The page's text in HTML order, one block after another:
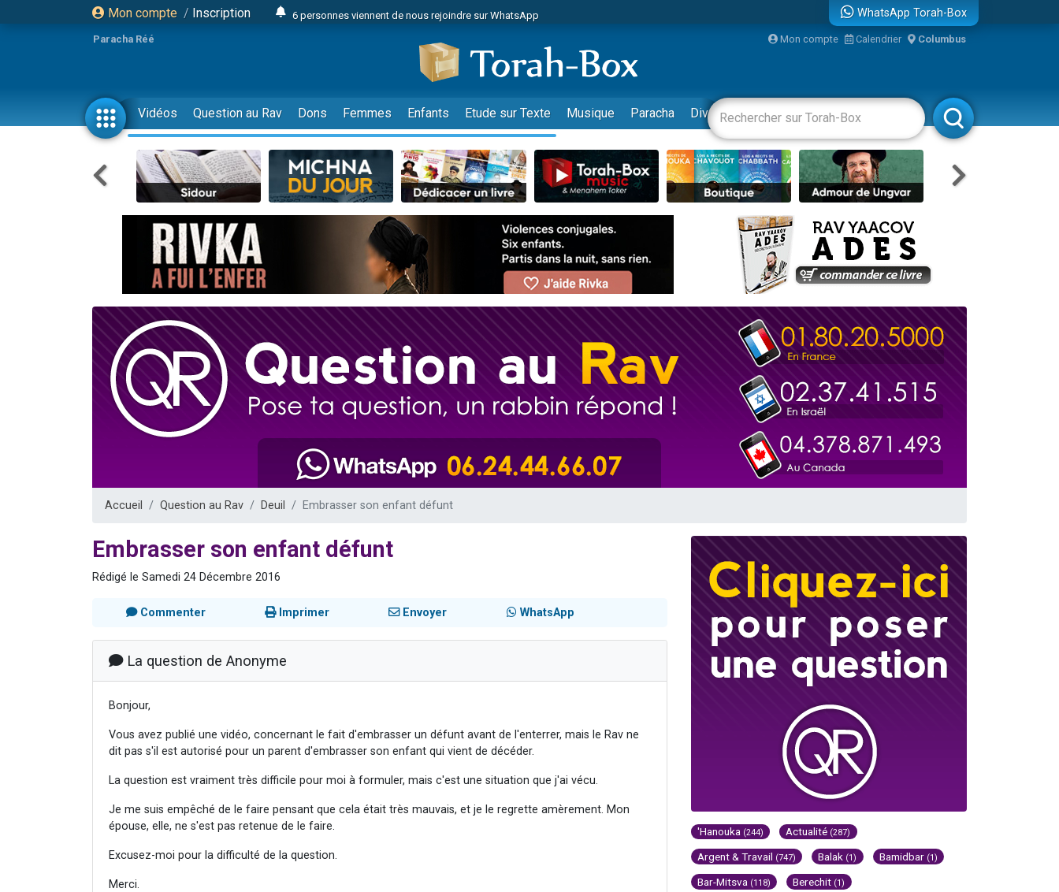
Mon compte / Inscription
6 personnes viennent de nous rejoindre sur WhatsApp
2 personnes viennent de faire un don pour 1 Journée de Vacances Pour les Enfants
17 personnes viennent de demander une bénédiction
4 personnes viennent de nous rejoindre sur WhatsApp
Il reste 49 places pour étudier en groupe sur Zoom
23 personnes viennent de faire un don pour Diane, 80 ans, dans un appartement insalubre
Eva vient de donner son Maasser
4 personnes viennent de nous rejoindre sur WhatsApp
3 personnes viennent de nous rejoindre sur WhatsApp
3 personnes viennent de faire un don pour 5 jours de vacances aux Orphelins
Odaya vient de donner son Maasser
13 personnes viennent de demander une bénédiction
2 personnes viennent de nous rejoindre sur WhatsApp
30 personnes viennent de faire un don pour Sauvez la jambe de Yohan
Il reste 49 places pour étudier en groupe sur Zoom
3 personnes viennent de nous rejoindre sur WhatsApp
2 personnes viennent de nous rejoindre sur WhatsApp
2 personnes viennent de nous rejoindre sur WhatsApp
WhatsApp Torah-Box
Paracha Réé Mon compte Calendrier Columbus
Vidéos Question au Rav Dons Femmes Enfants Etude sur Texte Musique Paracha Divertissements Livres Rabbanim
Accueil Question au Rav Deuil Embrasser son enfant défunt
Embrasser son enfant défunt
Rédigé le Samedi 24 Décembre 2016
Commenter Imprimer Envoyer WhatsApp
La question de Anonyme
Bonjour,
Vous avez publié une vidéo, concernant le fait d'embrasser un défunt avant de l'enterrer, mais le Rav ne
dit pas s'il est autorisé pour un parent d'embrasser son enfant qui vient de décéder.
La question est vraiment très difficile pour moi à formuler, mais c'est une situation que j'ai vécu.
Je me suis empêché de le faire pensant que cela était très mauvais, et je le regrette amèrement. Mon
épouse, elle, ne s'est pas retenue de le faire.
Excusez-moi pour la difficulté de la question.
Merci.
'Hanouka (244) Actualité (287)
Argent & Travail (747) Balak (1) Bamidbar (1)
Bar-Mitsva (118) Berechit (1)